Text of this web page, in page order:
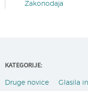
Zakonodaja
KATEGORIJE:
Druge novice Glasila